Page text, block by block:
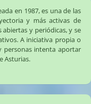
en 1987, es una de las
y más activas de
abiertas y periódicas, y se
A iniciativa propia o
personas intenta aportar
Asturias.